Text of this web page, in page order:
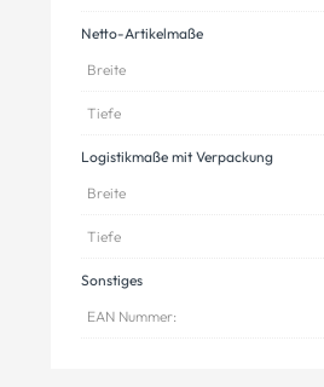
Netto-Artikelmaße
Breite
Tiefe
Logistikmaße mit Verpackung
Breite
Tiefe
Sonstiges
EAN Nummer: